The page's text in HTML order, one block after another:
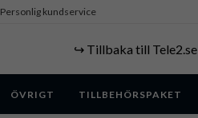
Personlig kundservice
↪️ Tillbaka till Tele2.se
ÖVRIGT TILLBEHÖRSPAKET